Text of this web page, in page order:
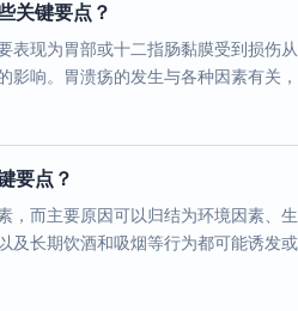
关键要点？
表现为胃部或十二指肠黏膜受到损伤
响。胃溃疡的发生与各种因素有关，
要点？
，而主要原因可以归结为环境因素、
长期饮酒和吸烟等行为都可能诱发或